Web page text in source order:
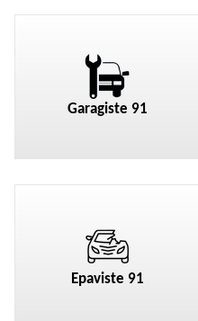
Garagiste 91
Epaviste 91